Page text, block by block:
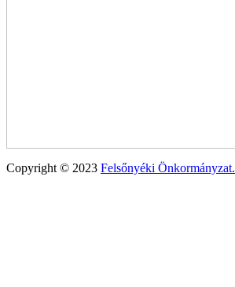
Copyright © 2023 Felsőnyéki Önkormányzat.